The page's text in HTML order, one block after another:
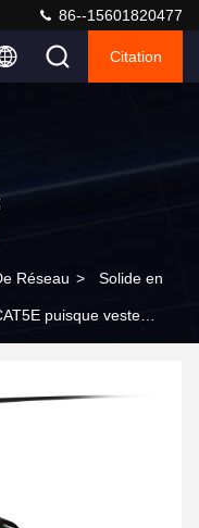
86--15601820477
Citation
Réseau > Solide en
puisque veste